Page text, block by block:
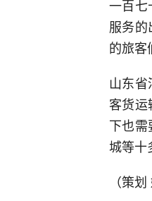
一百七
服务
的旅客
山东
客货运
下也
城等十
（策